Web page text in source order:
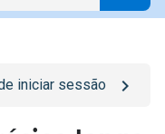
iniciar sessão